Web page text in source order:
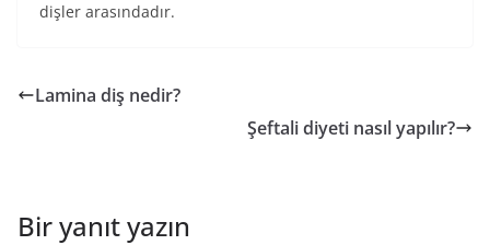
dişler arasındadır.
Lamina diş nedir?
Şeftali diyeti nasıl yapılır?
Bir yanıt yazın